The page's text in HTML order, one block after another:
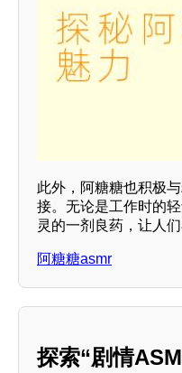
此外，阿糖糖也积极
接。无论是工作时的
灵的一剂良药，让人
阿糖糖asmr
探索“剧情